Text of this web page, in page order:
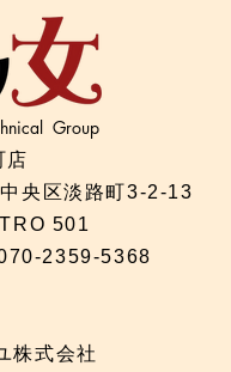
Group
店
央区淡路町3-2-13
501
2359-5368​
株式会社